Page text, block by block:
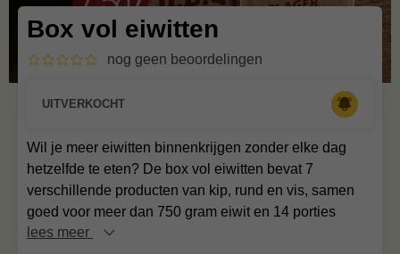
Box vol eiwitten
nog geen beoordelingen
Wil je meer eiwitten binnenkrijgen zonder elke dag
hetzelfde te eten? De box vol eiwitten bevat 7
verschillende producten van kip, rund en vis, samen
goed voor meer dan 750 gram eiwit en 14 porties
lees meer
UITVERKOCHT